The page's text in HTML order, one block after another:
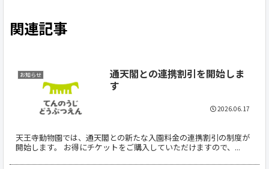
関連記事
お知らせ
通天閣との連携割引を開始しま
す
天王寺動物園では、通天閣との新たな入園料金の連携割引の制度が
開始します。 お得にチケットをご購入していただけますので、...
2026.06.17